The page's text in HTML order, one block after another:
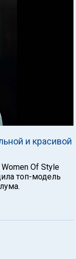
и красивой
Of Style
топ-модель